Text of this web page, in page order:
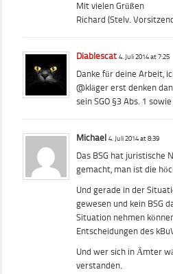
Mit vielen Grüßen
Richard (Stelv.
Diablescat 4. Juli 2014 at 7:25
Danke für deine Arbeit,
@kläger erst denken
sein SGO §3 Abs. 1
Michael 4. Juli 2014 at 8:39
Das BSG hat juristische
gemacht, man ist die
Und gerade in der
gewesen und kein BSG
Situation nehmen
Entscheidungen des
Und wer sich in Ämter
verstanden.